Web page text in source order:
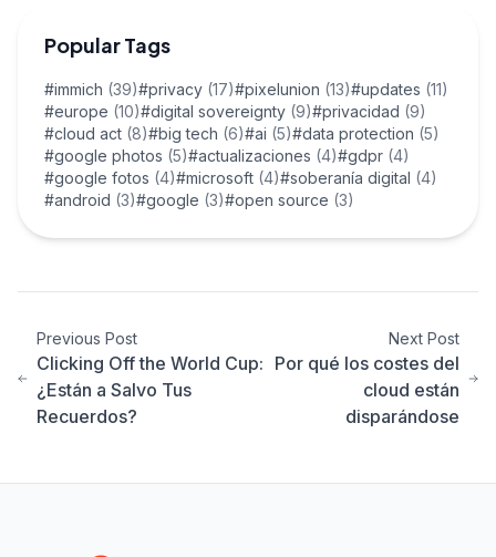
Popular Tags
#immich (39)#privacy (17)#pixelunion (13)#updates (11)
#europe (10)#digital sovereignty (9)#privacidad (9)
#cloud act (8)#big tech (6)#ai (5)#data protection (5)
#google photos (5)#actualizaciones (4)#gdpr (4)
#google fotos (4)#microsoft (4)#soberanía digital (4)
#android (3)#google (3)#open source (3)
Previous Post
Clicking Off the World Cup:
¿Están a Salvo Tus
Recuerdos?
Next Post
Por qué los costes del
cloud están
disparándose